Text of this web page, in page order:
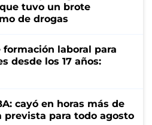
tuvo un brote
de drogas
laboral para
desde los 17 años:
cayó en horas más de
para todo agosto